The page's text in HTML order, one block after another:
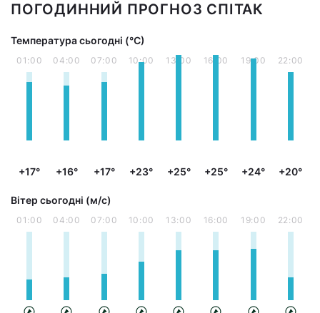
ПОГОДИННИЙ ПРОГНОЗ СПІТАК
Температура сьогодні (°С)
01:00
+17°
04:00
+16°
07:00
+17°
10:00
+23°
13:00
+25°
16:00
+25°
19:00
+24°
22:00
+20°
Вітер сьогодні (м/с)
01:00 04:00 07:00 10:00 13:00 16:00 19:00 22:00